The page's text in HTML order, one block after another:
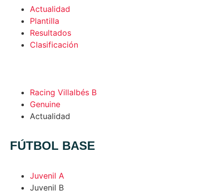
Actualidad
Plantilla
Resultados
Clasificación
Racing Villalbés B
Genuine
Actualidad
FÚTBOL BASE
Juvenil A
Juvenil B